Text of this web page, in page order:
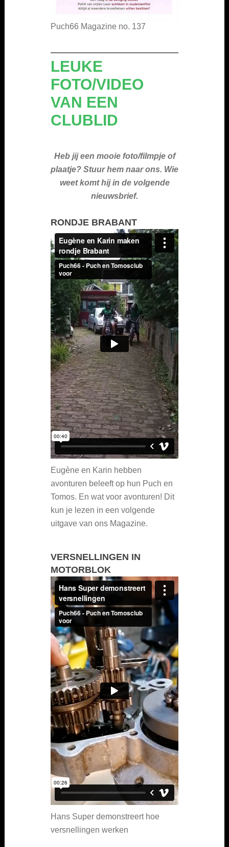
Puch66 Magazine no. 137
LEUKE
FOTO/VIDEO
VAN EEN
CLUBLID
Heb jij een mooie foto/filmpje of
plaatje? Stuur hem naar ons. Wie
weet komt hij in de volgende
nieuwsbrief.
RONDJE BRABANT
Eugène en Karin hebben
avonturen beleeft op hun Puch en
Tomos. En wat voor avonturen! Dit
kun je lezen in een volgende
uitgave van ons Magazine.
VERSNELLINGEN IN
MOTORBLOK
Hans Super demonstreert hoe
versnellingen werken